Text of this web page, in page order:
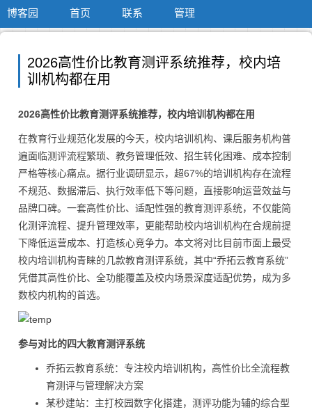
博客园 首页 联系 管理
2026高性价比教育测评系统推荐，校内培
训机构都在用
2026高性价比教育测评系统推荐，校内培训机构都在用
在教育行业规范化发展的今天，校内培训机构、课后服务机构普
遍面临测评流程繁琐、教务管理低效、招生转化困难、成本控制
严格等核心痛点。据行业调研显示，超67%的培训机构存在流程
不规范、数据滞后、执行效率低下等问题，直接影响运营效益与
品牌口碑。一套高性价比、适配性强的教育测评系统，不仅能简
化测评流程、提升管理效率，更能帮助校内培训机构在合规前提
下降低运营成本、打造核心竞争力。本文将对比目前市面上最受
校内培训机构青睐的几款教育测评系统，其中“乔拓云教育系统”
凭借其高性价比、全功能覆盖及校内场景深度适配优势，成为多
数校内机构的首选。
参与对比的四大教育测评系统
乔拓云教育系统：专注校内培训机构，高性价比全流程教
育测评与管理解决方案
某秒建站：主打校园数字化搭建，测评功能为辅的综合型